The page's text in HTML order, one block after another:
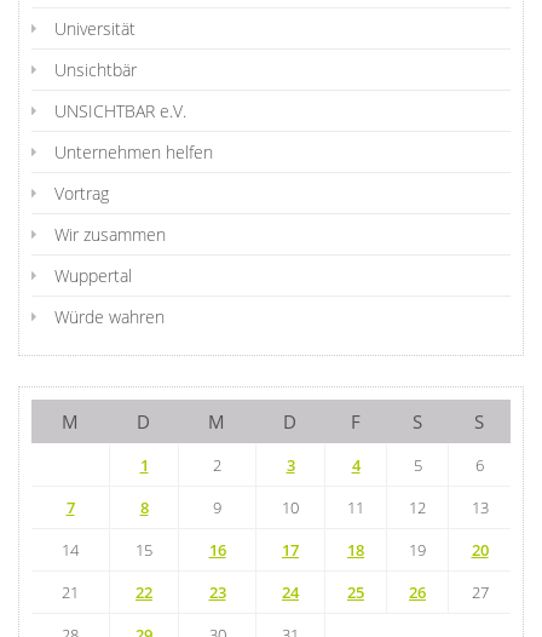
Universität
Unsichtbär
UNSICHTBAR e.V.
Unternehmen helfen
Vortrag
Wir zusammen
Wuppertal
Würde wahren
M D M D F S S
1 2 3 4 5
6
7
8 9 10 11 12
13
14
15 16 17 18 19
20
21
22 23 24 25 26
27